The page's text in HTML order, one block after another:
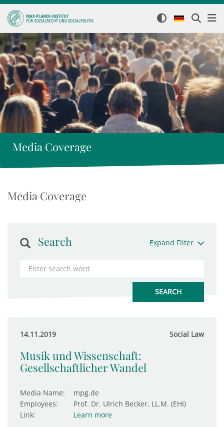
Media Coverage
Media Coverage
Search Expand Filter
14.11.2019 Social Law
Musik und Wissenschaft:
Gesellschaftlicher Wandel
Media Name:
mpg.de
Employees:
Prof. Dr. Ulrich Becker, LL.M. (EHI)
Link:
Learn more